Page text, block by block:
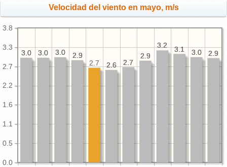
Velocidad del viento en mayo, m/s
0.0
0.5
1.1
1.6
2.2
2.7
3.3
3.8
2.9
3.0
3.1
3.2
2.9
2.7
2.6
2.9
3.0
3.0
3.0 2.9
3.0
3.1
3.2
2.9
2.7
2.6
2.7
2.9
3.0
3.0
3.0